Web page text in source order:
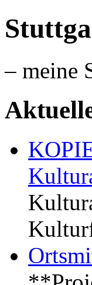
– meine